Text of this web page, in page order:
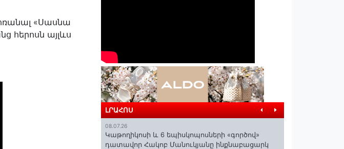
«Սասնա
հերոսն այլևս
ԼՐԱՀՈՍ
08.07.26
️Կաթողիկոսի և 6 եպիսկոպոսների «գործով»
դատավոր Հակոբ Մանուկյանը ինքնաբացարկ